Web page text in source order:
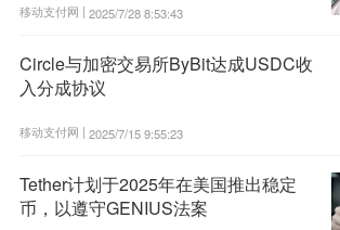
移动支付网 | 2025/7/28 8:53:43
Circle与加密交易所ByBit达成USDC收
入分成协议
移动支付网 | 2025/7/15 9:55:23
Tether计划于2025年在美国推出稳定
币，以遵守GENIUS法案